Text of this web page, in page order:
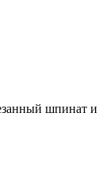
шпинат и